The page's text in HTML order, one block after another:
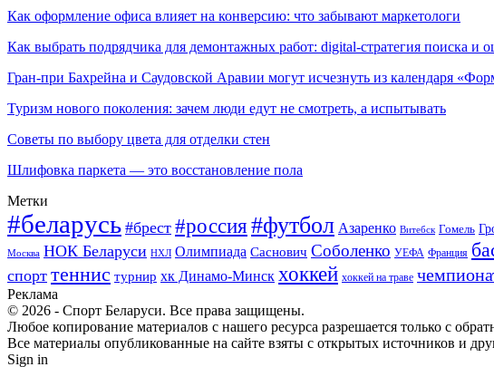
Как оформление офиса влияет на конверсию: что забывают маркетологи
Как выбрать подрядчика для демонтажных работ: digital-стратегия поиска и
Гран-при Бахрейна и Саудовской Аравии могут исчезнуть из календаря
Туризм нового поколения: зачем люди едут не смотреть, а испытывать
Советы по выбору цвета для отделки стен
Шлифовка паркета — это восстановление пола
Метки
#беларусь #брест #россия#футбол Азаренко Витебск Гомель
Москва НОК Беларуси НХЛ Олимпиада Саснович Соболенко УЕФА Франция
спорт теннис турнир хк Динамо-Минск хоккей хоккей на траве
Реклама
© 2026 - Спорт Беларуси. Все права защищены.
Любое копирование материалов с нашего ресурса разрешается только с
Все материалы опубликованные на сайте взяты с открытых источников и
Sign in